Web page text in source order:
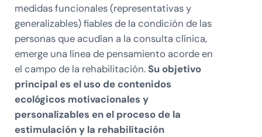
medidas funcionales (representativas y
generalizables) fiables de la condición de las
personas que acudían a la consulta clínica,
emerge una línea de pensamiento acorde en
el campo de la rehabilitación. Su objetivo
principal es el uso de contenidos
ecológicos motivacionales y
personalizables en el proceso de la
estimulación y la rehabilitación